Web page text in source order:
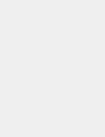
／l＿
／／ ＿
／／ ／
|￣| /
| | .|
| | .|９
| | .| |
|＿|
＼＼ ＼
＼＼ ￣
l＼l￣